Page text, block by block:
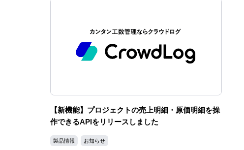
【新機能】プロジェクトの売上明細・原価明細を操
作できるAPIをリリースしました
製品情報 お知らせ